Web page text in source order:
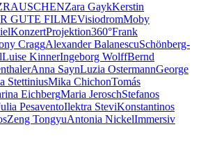
Zara GaykKerstin
GUTE FILMEVisiodromMoby
KonzertProjektion360°Frank
CraggAlexander BalanescuSchönberg-
Luise KinnerIngeborg WolffBernd
Anna SaynLuzia OstermannGeorge
StettiniusMika ChichonTomás
EichbergMaria JeroschStefanos
PesaventoIlektra SteviKonstantinos
Zeng TongyuAntonia NickelImmersiv